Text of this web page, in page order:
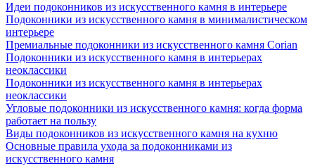
Идеи подоконников из искусственного камня в интерьере
Подоконники из искусственного камня в минималистическом
интерьере
Премиальные подоконники из искусственного камня Corian
Подоконники из искусственного камня в интерьерах
неоклассики
Подоконники из искусственного камня в интерьерах
неоклассики
Угловые подоконники из искусственного камня: когда форма
работает на пользу
Виды подоконников из искусственного камня на кухню
Основные правила ухода за подоконниками из
искусственного камня